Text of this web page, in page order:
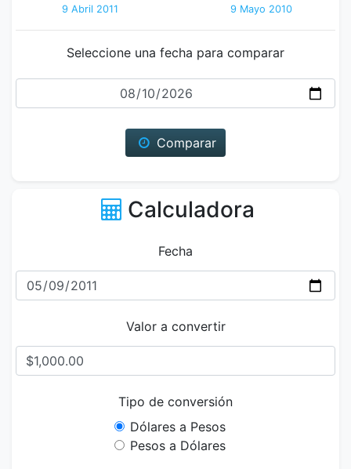
9 Abril 2011
9 Mayo 2010
Seleccione una fecha para comparar
Fecha
Comparar
Calculadora
Fecha
Valor a convertir
Tipo de conversión
Dólares a Pesos
Pesos a Dólares